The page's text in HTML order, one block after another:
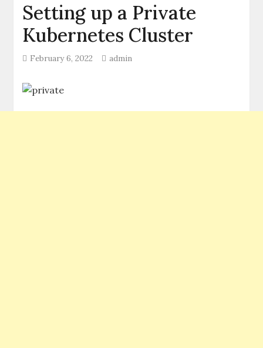
Setting up a Private
Kubernetes Cluster
February 6, 2022 admin